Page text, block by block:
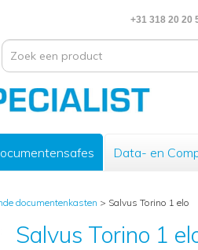
+31 318 20 20
Data- en
documentenkasten > Salvus Torino 1 elo
Salvus Torino 1